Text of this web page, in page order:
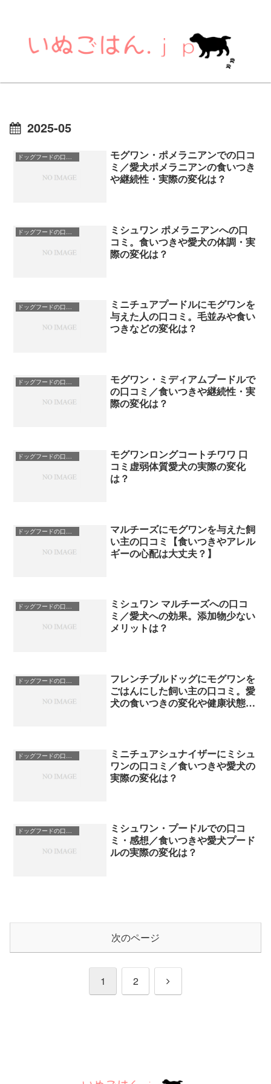
2025-05
ドッグフードの口コミ
モグワン・ポメラニアンでの口コ
ミ／愛犬ポメラニアンの食いつき
や継続性・実際の変化は？
ドッグフードの口コミ
ミシュワン ポメラニアンへの口
コミ。食いつきや愛犬の体調・実
際の変化は？
ドッグフードの口コミ
ミニチュアプードルにモグワンを
与えた人の口コミ。毛並みや食い
つきなどの変化は？
モグワン・ミディアムプードルで
の口コミ／食いつきや継続性・実
際の変化は？
ドッグフードの口コミ
モグワンロングコートチワワ 口
コミ虚弱体質愛犬の実際の変化
は？
ドッグフードの口コミ
マルチーズにモグワンを与えた飼
い主の口コミ【食いつきやアレル
ギーの心配は大丈夫？】
ミシュワン マルチーズへの口コ
ミ／愛犬への効果。添加物少ない
メリットは？
ドッグフードの口コミ
フレンチブルドッグにモグワンを
ごはんにした飼い主の口コミ。愛
犬の食いつきの変化や健康状態
ドッグフードの口コミ
ミニチュアシュナイザーにミシュ
ワンの口コミ／食いつきや愛犬の
実際の変化は？
ミシュワン・プードルでの口コ
ミ・感想／食いつきや愛犬プード
ルの実際の変化は？
次のページ
1 2
次